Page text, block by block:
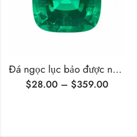
Đá ngọc lục bảo được nuôi cấy trong phòng thí nghiệm được chứng nhận AGL
$28.00 – $359.00